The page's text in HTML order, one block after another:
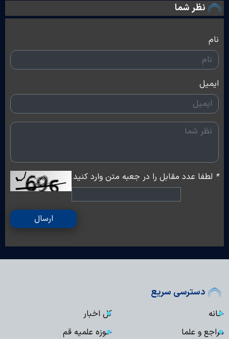
نظر شما
نام
ایمیل
* لطفا عدد مقابل را در جعبه متن وارد کنید
ارسال
دسترسی سریع
خانه
کل اخبار
مراجع و علما
حوزه علمیه قم